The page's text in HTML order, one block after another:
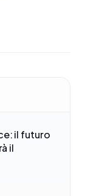
il futuro
il